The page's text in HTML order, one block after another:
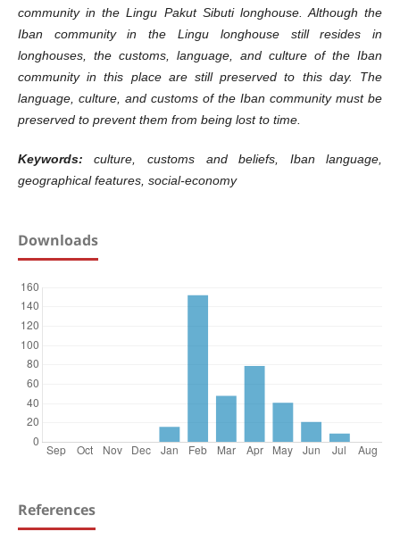
community in the Lingu Pakut Sibuti longhouse. Although the
Iban community in the Lingu longhouse still resides in
longhouses, the customs, language, and culture of the Iban
community in this place are still preserved to this day. The
language, culture, and customs of the Iban community must be
preserved to prevent them from being lost to time.
Keywords: culture, customs and beliefs, Iban language,
geographical features, social-economy
Downloads
References